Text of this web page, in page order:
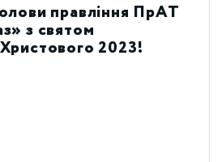
правління ПрАТ
з святом
2023!